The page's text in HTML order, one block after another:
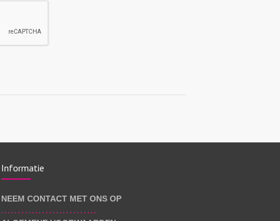
Informatie
NEEM CONTACT MET ONS OP